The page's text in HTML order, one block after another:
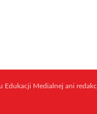
Medialnej ani